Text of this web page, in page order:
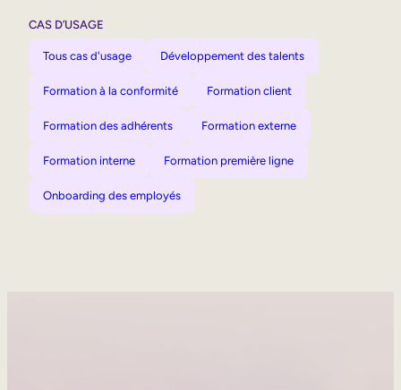
CAS D’USAGE
Tous cas d'usage Développement des talents
Formation à la conformité Formation client
Formation des adhérents Formation externe
Formation interne Formation première ligne
Onboarding des employés